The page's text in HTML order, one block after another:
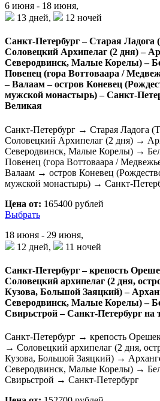
6 июня - 18 июня,
13 дней,
12 ночей
Санкт-Петербург – Старая
Соловецкий Архипелаг (2 дня) –
Северодвинск, Малые Корелы) –
Повенец (гора Воттоваара /
– Валаам – остров Коневец
мужской монастырь) – Санкт-
Великая
Санкт-Петербург → Старая
Соловецкий Архипелаг (2 дня) →
Северодвинск, Малые Корелы) →
Повенец (гора Воттоваара /
Валаам → остров Коневец
мужской монастырь) → Санкт-
Цена от: 165400 рублей
Выбрать
18 июня - 29 июня,
12 дней,
11 ночей
Санкт-Петербург – крепость
Соловецкий архипелаг (2 дня,
Кузова, Большой Заяцкий) –
Северодвинск, Малые Корелы) –
Свирьстрой – Санкт-Петербург на
Санкт-Петербург → крепость
→ Соловецкий архипелаг (2 дня,
Кузова, Большой Заяцкий) →
Северодвинск, Малые Корелы) →
Свирьстрой → Санкт-Петербург